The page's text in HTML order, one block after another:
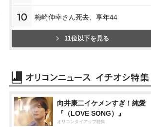
10 梅崎伸幸さん死去、享年44
11位以下を見る
向井康二イケメンすぎ！純愛
『（LOVE SONG）』
オリコンタイアップ特集